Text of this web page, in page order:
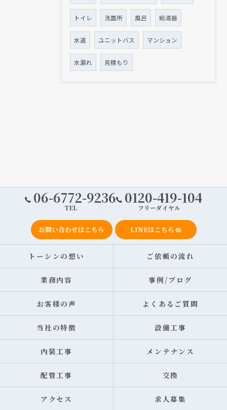
トイレ 洗面所 風呂 給湯器
水道 ユニットバス マンション
水漏れ 見積もり
06-6772-9236
TEL
0120-419-104
フリーダイヤル
お問い合わせはこちら LINEはこちら
トーシンの想い ご依頼の流れ
業務内容 事例/ブログ
お客様の声 よくあるご質問
当社の特徴 設備工事
内装工事 メンテナンス
配管工事 交換
アクセス 求人募集